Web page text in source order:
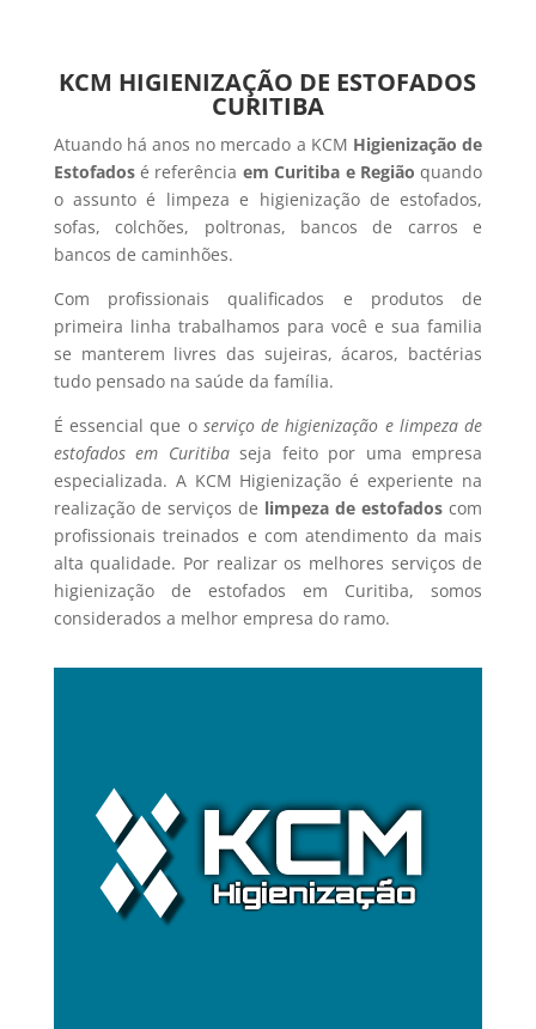
KCM HIGIENIZAÇÃO DE ESTOFADOS
CURITIBA
Atuando há anos no mercado a KCM Higienização de
Estofadosé referência em Curitiba e Região quando
o assunto é limpeza e higienização de estofados,
sofas, colchões, poltronas, bancos de carros e
bancos de caminhões.
Com profissionais qualificados e produtos de
primeira linha trabalhamos para você e sua familia
se manterem livres das sujeiras, ácaros, bactérias
tudo pensado na saúde da família.
É essencial que o serviço de higienização e limpeza de
estofados em Curitibaseja feito por uma empresa
especializada. A KCM Higienização é experiente na
realização de serviços de limpeza de estofados com
profissionais treinados e com atendimento da mais
alta qualidade. Por realizar os melhores serviços de
higienização de estofados em Curitiba, somos
considerados a melhor empresa do ramo.